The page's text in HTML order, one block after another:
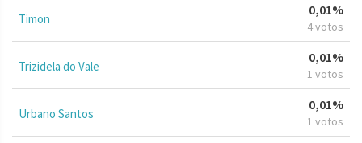
Timon
0,01%
4 votos
Trizidela do Vale
0,01%
1 votos
Urbano Santos
0,01%
1 votos